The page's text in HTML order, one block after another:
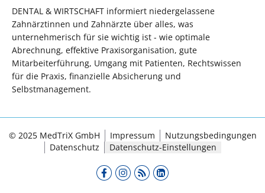
DENTAL & WIRTSCHAFT informiert niedergelassene
Zahnärztinnen und Zahnärzte über alles, was
unternehmerisch für sie wichtig ist - wie optimale
Abrechnung, effektive Praxisorganisation, gute
Mitarbeiterführung, Umgang mit Patienten, Rechtswissen
für die Praxis, finanzielle Absicherung und
Selbstmanagement.
© 2025 MedTriX GmbH Impressum
Nutzungsbedingungen
Datenschutz
Datenschutz-Einstellungen